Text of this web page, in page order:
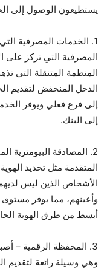
يستطيعون الوصول إلى
1. الخدمات المصرفية
المصرفية التي تركز على
المنظمة المتنقلة التي
الدخل المنخفض لتقديم
إلى فرع فعلي ويوفر
إلى البنك.
2. المصادقة البيومترية
المتقدمة مثل تحديد
الأشخاص الذين ليس
وأعينهم، مما يوفر مستوى
أبسط من طرق الهوية
3. المحفظة الرقمية –
وهي وسيلة رائعة لتقديم